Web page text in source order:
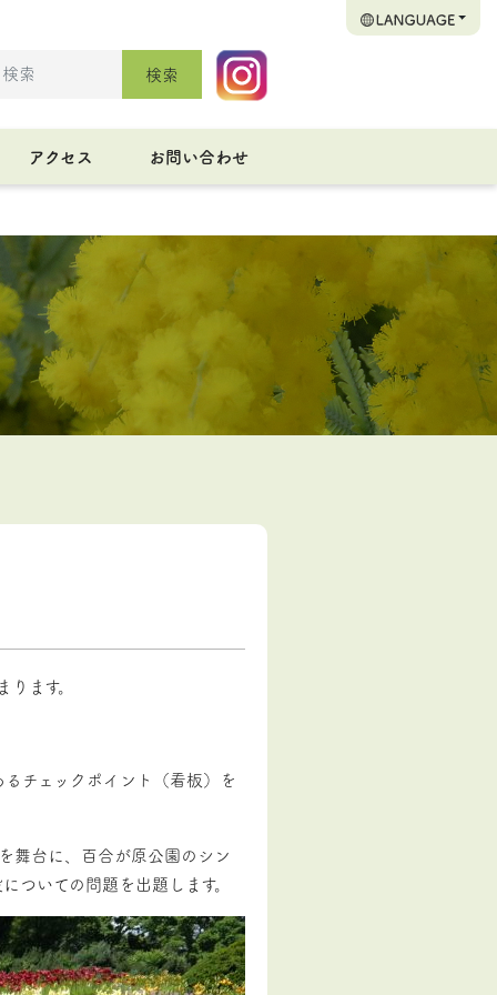
検索
アクセス お問い合わせ
ます。
チェックポイント（看板）を
舞台に、百合が原公園のシン
ついての問題を出題します。